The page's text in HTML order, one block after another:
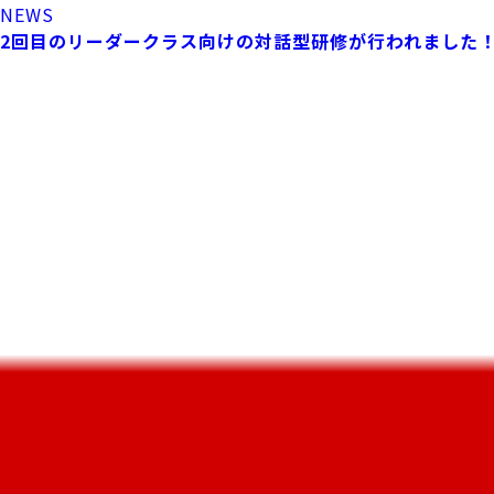
NEWS
2回目のリーダークラス向けの対話型研修が行われました